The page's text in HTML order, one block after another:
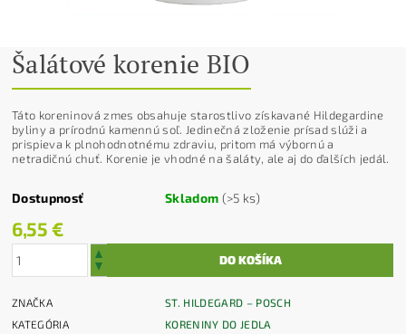
Šalátové korenie BIO
Táto koreninová zmes obsahuje starostlivo získavané Hildegardine
byliny a prírodnú kamennú soľ. Jedinečná zloženie prísad slúži a
prispieva k plnohodnotnému zdraviu, pritom má výbornú a
netradičnú chuť. Korenie je vhodné na šaláty, ale aj do ďalších jedál.
Dostupnosť Skladom (>5 ks)
6,55 €
ZNAČKA
ST. HILDEGARD – POSCH
KATEGÓRIA
KORENINY DO JEDLA